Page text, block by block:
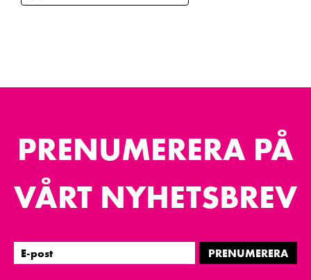
PRENUMERERA PÅ
VÅRT NYHETSBREV
PRENUMERERA